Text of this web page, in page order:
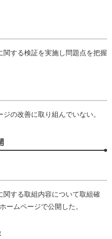
する検証を実施し問題点を把握
の改善に取り組んでいない。
する取組内容について取組確
ームページで公開した。